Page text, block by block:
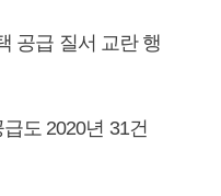
공급 질서 교란 행
도 2020년 31건